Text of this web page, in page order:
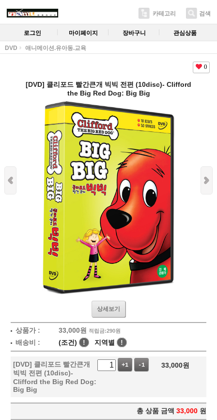
카테고리 검색
로그인 마이페이지 장바구니 관심상품
DVD 애니메이션.유아동.교육
0
[DVD] 클리포드 빨간큰개 빅빅 전편 (10disc)- Clifford
the Big Red Dog: Big Big
상세보기
상품가 : 33,000원 적립금:290원
배송비 : (조건) ! 지역별 !
[DVD] 클리포드 빨간큰개
빅빅 전편 (10disc)-
Clifford the Big Red Dog:
Big Big
+1 -1 33,000원
총 상품 금액 33,000 원